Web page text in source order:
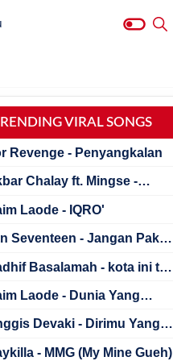
VIRAL SONGS
Revenge - Penyangkalan
Chalay ft. Mingse -
Laode - IQRO'
Seventeen - Jangan Paksa
Basalamah - kota ini tak
Laode - Dunia Yang
Devaki - Dirimu Yang
- MMG (My Mine Gueh)